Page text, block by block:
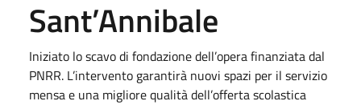
Sant’Annibale
Iniziato lo scavo di fondazione dell’opera finanziata dal
PNRR. L’intervento garantirà nuovi spazi per il servizio
mensa e una migliore qualità dell’offerta scolastica